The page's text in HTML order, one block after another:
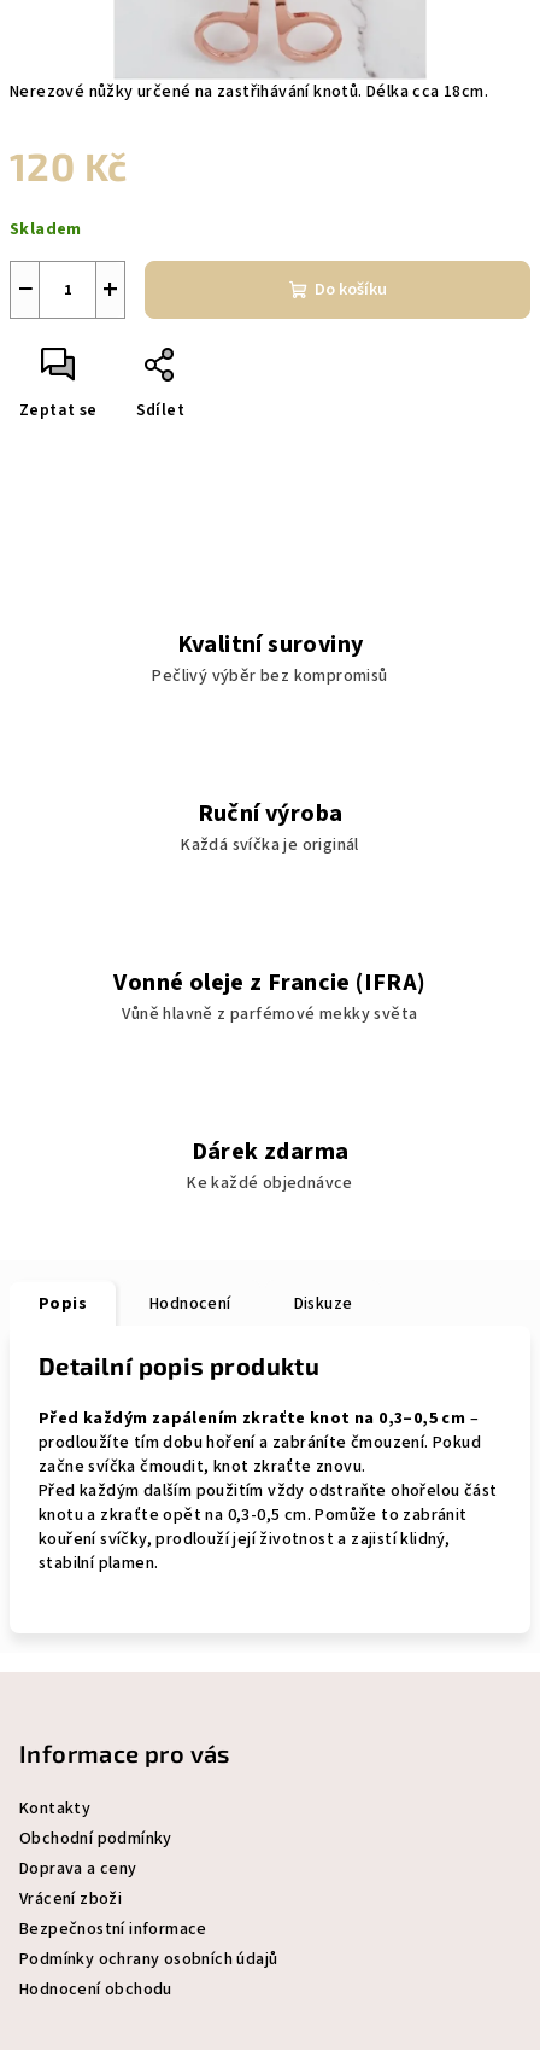
Nerezové nůžkyurčené na zastřihávání knotů. Délka cca 18cm.
120 Kč
cena:
Skladem
+
− Do košíku
Zeptat se Sdílet
Kvalitní suroviny
Pečlivý výběr bez kompromisů
Ruční výroba
Každá svíčka je originál
Vonné oleje z Francie (IFRA)
Vůně hlavně z parfémové mekky světa
Dárek zdarma
Ke každé objednávce
Popis Hodnocení Diskuze
Detailní popis produktu
Před každým zapálením zkraťte knot na 0,3–0,5 cm –
prodloužíte tím dobu hoření a zabráníte čmouzení. Pokud
začne svíčka čmoudit, knot zkraťte znovu.
Před každým dalším použitím vždy odstraňte ohořelou část
knotu a zkraťte opět na 0,3-0,5 cm. Pomůže to zabránit
kouření svíčky, prodlouží její životnost a zajistí klidný,
stabilní plamen.
Informace pro vás
Kontakty
Obchodní podmínky
Doprava a ceny
Vrácení zboži
Bezpečnostní informace
Podmínky ochrany osobních údajů
Hodnocení obchodu